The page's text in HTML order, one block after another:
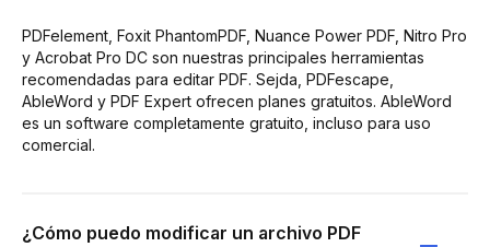
PDFelement, Foxit PhantomPDF, Nuance Power PDF, Nitro Pro
y Acrobat Pro DC son nuestras principales herramientas
recomendadas para editar PDF. Sejda, PDFescape,
AbleWord y PDF Expert ofrecen planes gratuitos. AbleWord
es un software completamente gratuito, incluso para uso
comercial.
¿Cómo puedo modificar un archivo PDF